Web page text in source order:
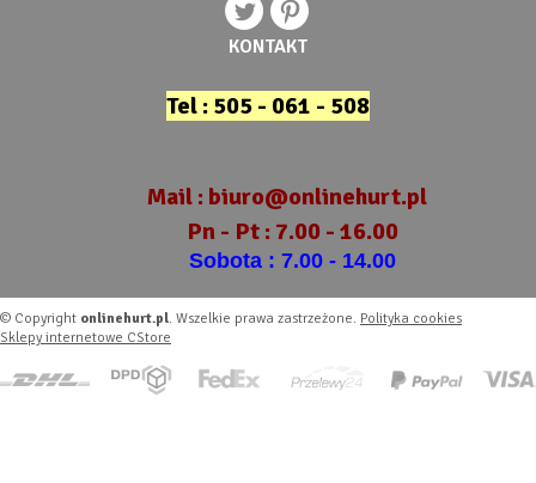
KONTAKT
Tel : 505 - 061 - 508
Mail : biuro@onlinehurt.pl
Pn - Pt : 7.00 - 16.00
Sobota : 7.00 - 14.00
© Copyright onlinehurt.pl. Wszelkie prawa zastrzeżone. Polityka cookies
Sklepy internetowe CStore